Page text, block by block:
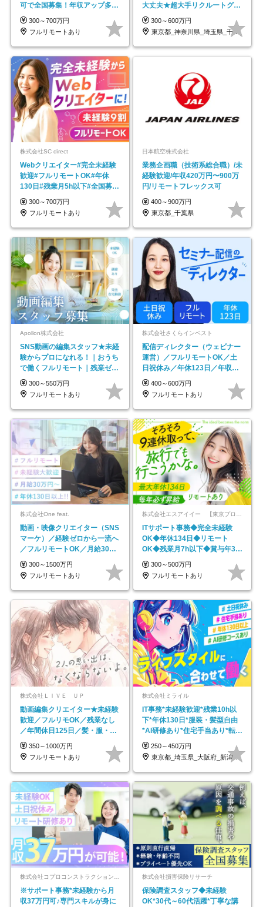
可で全国募集！年収アップ多数
★年休最大130日★
300～700万円
フルリモートあり
大丈夫★超大手リクルートグル
ープの正社員/sg
300～600万円
東京都_神奈川県_埼玉県_千葉県_大阪府…
株式会社SC direct
Webクリエイター#完全未経験
歓迎#フルリモートOK#年休
130日#残業月5h以下#全国募集
#最大1年の研修
300～700万円
フルリモートあり
日本航空株式会社
業務企画職（技術系総合職）/未
経験歓迎/年収420万円〜900万
円/リモートフレックス可
400～900万円
東京都_千葉県
Apollon株式会社
SNS動画の編集スタッフ★未経
験からプロになれる！｜おうち
で働くフルリモート｜残業ゼロ
で18時退勤◎
300～550万円
フルリモートあり
株式会社さくらインベスト
配信ディレクター（ウェビナー
運営）／フルリモートOK／土
日祝休み／年休123日／年収
600万円可
400～600万円
フルリモートあり
株式会社One feat.
動画・映像クリエイター（SNS
マーケ）／経験ゼロから一流へ
／フルリモートOK／月給30万
円～／年休130日以上
300～1500万円
フルリモートあり
ITサポート事務◆完全未経験
OK◆年休134日◆リモート
OK◆残業月7h以下◆賞与年3回
◆5年目まで必ず昇給
300～500万円
フルリモートあり
株式会社ＬＩＶＥ ＵＰ
動画編集クリエイター★未経験
歓迎／フルリモOK／残業なし
／年間休日125日／髪・服・ネ
イル自由／研修充実で安心
350～1000万円
フルリモートあり
株式会社ミライル
IT事務*未経験歓迎*残業10h以
下*年休130日*服装・髪型自由
*AI研修あり*住宅手当あり*転勤
なし
250～450万円
東京都_埼玉県_大阪府_新潟県_福岡県
※サポート事務*未経験から月
収37万円可♪専門スキルが身に
株式会社損害保険リサーチ
保険調査スタッフ◆未経験
OK*30代～60代活躍*丁寧な講